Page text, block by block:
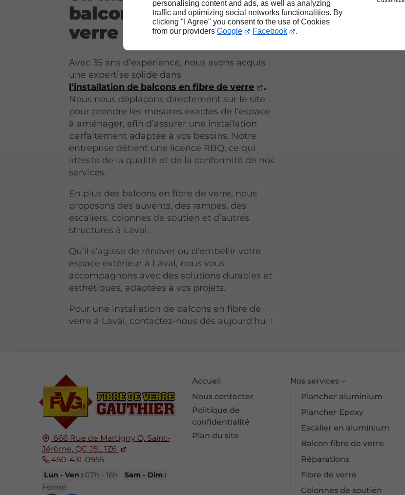
personalising content and ads, as well as analyzing
traffic and optimizing social networks functionalities. By
clicking "I Agree" you consent to the use of Cookies
from our providers Google Facebook .
balcons en fibre de
verre à Laval
Avec 35 ans d’expérience, nous avons acquis
une expertise solide dans
l’installation de balcons en fibre de verre
.
Nous nous déplaçons directement sur le site
pour prendre les mesures exactes de l’espace
à aménager, afin d’assurer une installation
parfaitement adaptée à vos besoins. Notre
entreprise détient une licence RBQ, ce qui
atteste de la qualité et de la conformité de nos
services.
En plus des balcons en fibre de verre, nous
proposons des auvents, des rampes, des
escaliers, colonnes de soutien et d’autres
structures à Laval.
Qu’il s’agisse de rénover ou d’embellir votre
espace extérieur à Laval, nous vous
accompagnons avec des solutions durables et
esthétiques, adaptées à vos projets.
Pour une installation de balcons en fibre de
verre à Laval, contactez-nous dès aujourd’hui !
666 Rue de Martigny O, Saint-
Jérôme, QC J5L 1Z6
450-431-0955
Lun - Ven : 07h - 16h
Sam - Dim :
Fermé
Accueil
Nous contacter
Politique de
confidentialité
Plan du site
Nos services
Plancher aluminium
Plancher Epoxy
Escalier en aluminium
Balcon fibre de verre
Réparations
Fibre de verre
Colonnes de soutien